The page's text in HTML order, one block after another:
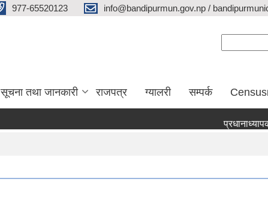
977-65520123 info@bandipurmun.gov.np /
सूचना तथा जानकारी राजपत्र ग्यालरी सम्पर्क
प्रधानाध्यापक